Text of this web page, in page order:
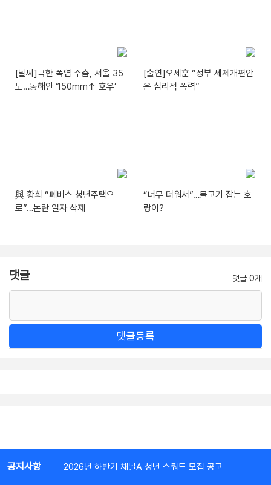
[날씨]극한 폭염 주춤, 서울 35
도…동해안 ‘150mm↑ 호우’
[출연]오세훈 “정부 세제개편안
은 심리적 폭력”
與 황희 “폐버스 청년주택으
로”…논란 일자 삭제
“너무 더워서”…물고기 잡는 호
랑이?
댓글 댓글 0개
댓글등록
공지사항 2026년 하반기 채널A 청년 스쿼드 모집 공고